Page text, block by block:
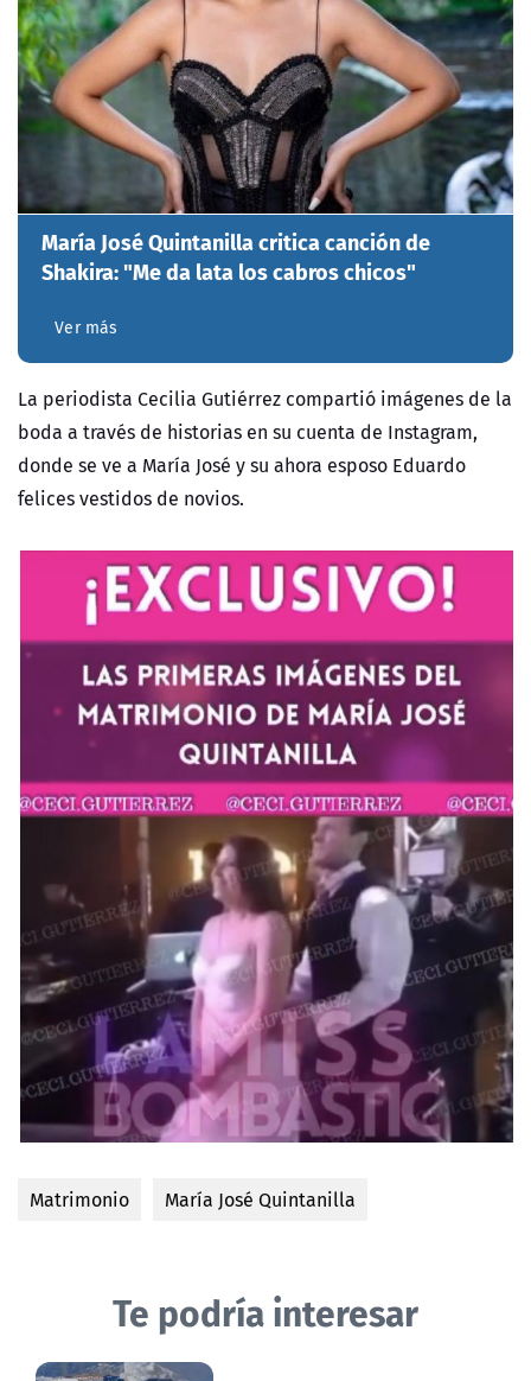
María José Quintanilla critica canción de
Shakira: "Me da lata los cabros chicos"
Ver más
La periodista Cecilia Gutiérrez compartió imágenes de la
boda a través de historias en su cuenta de Instagram,
donde se ve a María José y su ahora esposo Eduardo
felices vestidos de novios.
Matrimonio María José Quintanilla
Te podría interesar